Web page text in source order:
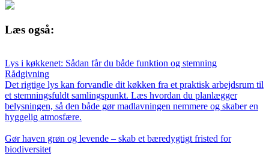
Læs også:
Lys i køkkenet: Sådan får du både funktion og stemning
Rådgivning
Det rigtige lys kan forvandle dit køkken fra et praktisk arbejdsrum til
et stemningsfuldt samlingspunkt. Læs hvordan du planlægger
belysningen, så den både gør madlavningen nemmere og skaber en
hyggelig atmosfære.
Gør haven grøn og levende – skab et bæredygtigt fristed for
biodiversitet